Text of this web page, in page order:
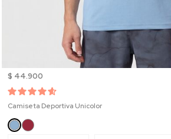
$ 44.900
Camiseta Deportiva Unicolor